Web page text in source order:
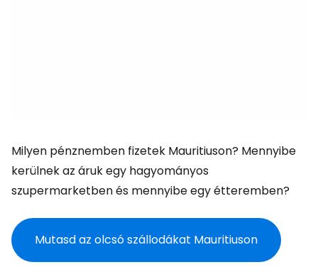
Milyen pénznemben fizetek Mauritiuson? Mennyibe
kerülnek az áruk egy hagyományos
szupermarketben és mennyibe egy étteremben?
Mutasd az olcsó szállodákat Mauritiuson